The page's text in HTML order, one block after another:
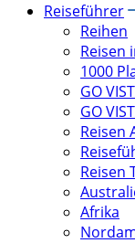
Reiseführer
Reihen
Reisen
1000
GO
GO
Reisen
Reisen
Afrika